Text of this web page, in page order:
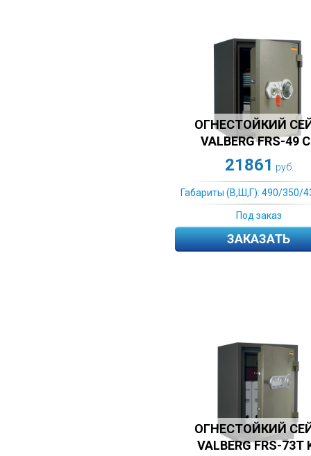
ОГНЕСТОЙКИЙ
VALBERG FRS-49
21861 руб.
Габариты (В,Ш,Г): 490/350/
Под заказ
ЗАКАЗАТЬ
ОГНЕСТОЙКИЙ
VALBERG FRS-73T